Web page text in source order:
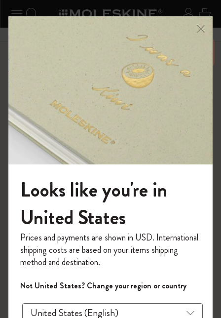
ナビゲーションの切替 ログ
検索 (キーワードなど) カ
6,500円以上のご購入で送料無料 メニ
ーを閉じる
ショップ
「Alice's Adventures in Wonderland」コレクション
zoom.cta
モレスキンの世界へようこそ
「WELCOME10」を入力すると、初回注
文が10%オフ＋送料無料になります。セ
ール・アウトレット品は適用外。
Moleskineアカウントを作成して限定オフ
ァーや会員特典、さらに多くのインスピ
レーションを手に入れましょう。
Looks like you're in
United States
Prices and payments are shown in USD. International
shipping costs are based on your items shipping
method and destination.
Not United States? Change your region or country